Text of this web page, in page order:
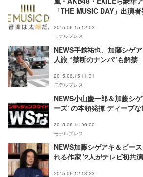
「THE MUSIC DAY」出演
2015.06.15 12:03
モデルプレス
NEWS手越祐也、加藤シゲ
人旅 “禁断のナンパ”も解禁
2015.06.15 11:31
モデルプレス
NEWS小山慶一郎＆加藤シ
ーズ”の本領発揮 ディープ
2015.06.14 06:00
モデルプレス
NEWS加藤シゲアキ＆ピー
れる作家”2人がテレビ初共演
2015.06.12 13:23